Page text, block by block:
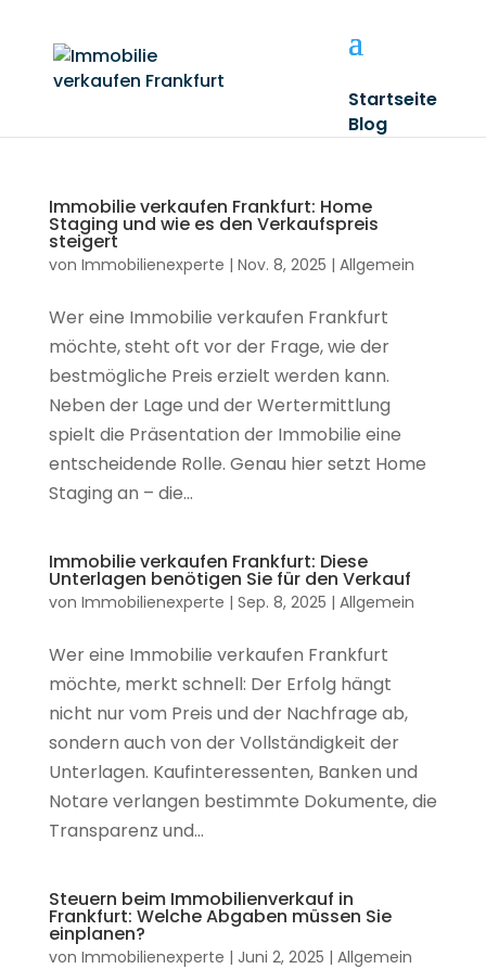
Startseite
Blog
Immobilie verkaufen Frankfurt: Home
Staging und wie es den Verkaufspreis
steigert
von Immobilienexperte | Nov. 8, 2025 | Allgemein
Wer eine Immobilie verkaufen Frankfurt
möchte, steht oft vor der Frage, wie der
bestmögliche Preis erzielt werden kann.
Neben der Lage und der Wertermittlung
spielt die Präsentation der Immobilie eine
entscheidende Rolle. Genau hier setzt Home
Staging an – die...
Immobilie verkaufen Frankfurt: Diese
Unterlagen benötigen Sie für den Verkauf
von Immobilienexperte | Sep. 8, 2025 | Allgemein
Wer eine Immobilie verkaufen Frankfurt
möchte, merkt schnell: Der Erfolg hängt
nicht nur vom Preis und der Nachfrage ab,
sondern auch von der Vollständigkeit der
Unterlagen. Kaufinteressenten, Banken und
Notare verlangen bestimmte Dokumente, die
Transparenz und...
Steuern beim Immobilienverkauf in
Frankfurt: Welche Abgaben müssen Sie
einplanen?
von Immobilienexperte | Juni 2, 2025 | Allgemein